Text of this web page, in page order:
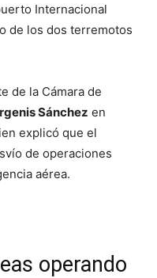
Internacional
de los dos terremotos
de la Cámara de
Sánchez en
explicó que el
de operaciones
aérea.
operando